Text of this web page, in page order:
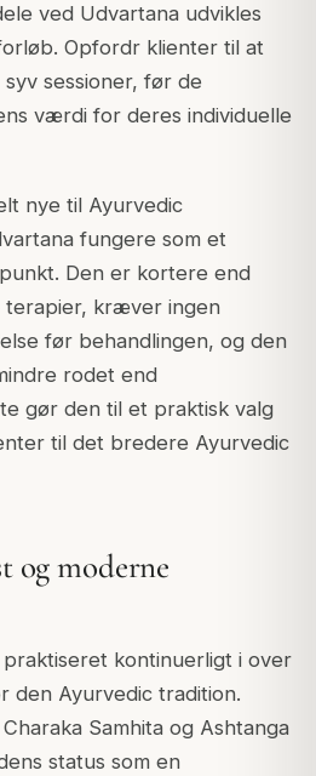
ved Udvartana udvikles
Opfordr klienter til at
sessioner, før de
værdi for deres individuelle
nye til Ayurvedic
fungere som et
Den er kortere end
terapier, kræver ingen
før behandlingen, og den
rodet end
gør den til et praktisk valg
til det bredere Ayurvedic
og moderne
kontinuerligt i over
den Ayurvedic tradition.
Samhita og Ashtanga
status som en